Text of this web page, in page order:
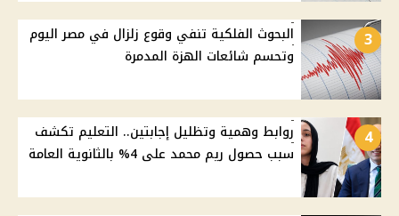
3
البحوث الفلكية تنفي وقوع زلزال في مصر اليوم
وتحسم شائعات الهزة المدمرة
4
روابط وهمية وتظليل إجابتين.. التعليم تكشف
سبب حصول ريم محمد على 4% بالثانوية العامة